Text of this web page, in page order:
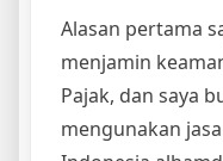
Alasan pertama
menjamin
Pajak, dan saya
mengunakan